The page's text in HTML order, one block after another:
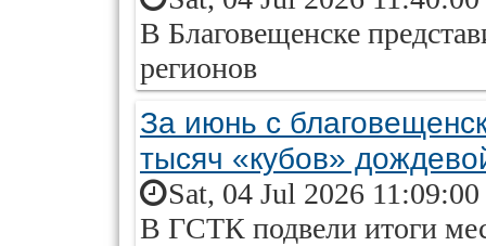
В Благовещенске
регионов
За июнь с
тысяч «кубов»
Sat, 04 Jul 2026
В ГСТК подвели итоги